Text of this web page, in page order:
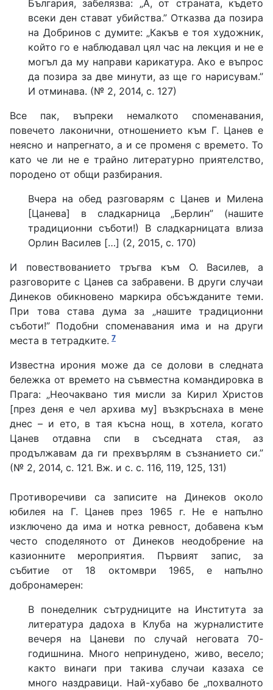
България, забелязва: „А, от страната, където
всеки ден стават убийства.” Отказва да позира
на Добринов с думите: „Какъв е тоя художник,
който го е наблюдавал цял час на лекция и не е
могъл да му направи карикатура. Ако е въпрос
да позира за две минути, аз ще го нарисувам.”
И отминава. (№ 2, 2014, с. 127)
Все пак, въпреки немалкото споменавания,
повечето лаконични, отношението към Г. Цанев е
неясно и напрегнато, а и се променя с времето. То
като че ли не е трайно литературно приятелство,
породено от общи разбирания.
Вчера на обед разговарям с Цанев и Милена
[Цанева] в сладкарница „Берлин” (нашите
традиционни съботи!) В сладкарницата влиза
Орлин Василев […] (2, 2015, с. 170)
И повествованието тръгва към О. Василев, а
разговорите с Цанев са забравени. В други случаи
Динеков обикновено маркира обсъжданите теми.
При това става дума за „нашите традиционни
съботи!” Подобни споменавания има и на други
места в тетрадките. 7
Известна ирония може да се долови в следната
бележка от времето на съвместна командировка в
Прага: „Неочаквано тия мисли за Кирил Христов
[през деня е чел архива му] възкръснаха в мене
днес – и ето, в тая късна нощ, в хотела, когато
Цанев отдавна спи в съседната стая, аз
продължавам да ги прехвърлям в съзнанието си.”
(№ 2, 2014, с. 121. Вж. и с. с. 116, 119, 125, 131)
Противоречиви са записите на Динеков около
юбилея на Г. Цанев през 1965 г. Не е напълно
изключено да има и нотка ревност, добавена към
често споделяното от Динеков неодобрение на
казионните мероприятия. Първият запис, за
събитие от 18 октомври 1965, е напълно
добронамерен:
В понеделник сътрудниците на Института за
литература дадоха в Клуба на журналистите
вечеря на Цаневи по случай неговата 70-
годишнина. Много непринудено, живо, весело;
както винаги при такива случаи казаха се
много наздравици. Най-хубаво бе „похвалното